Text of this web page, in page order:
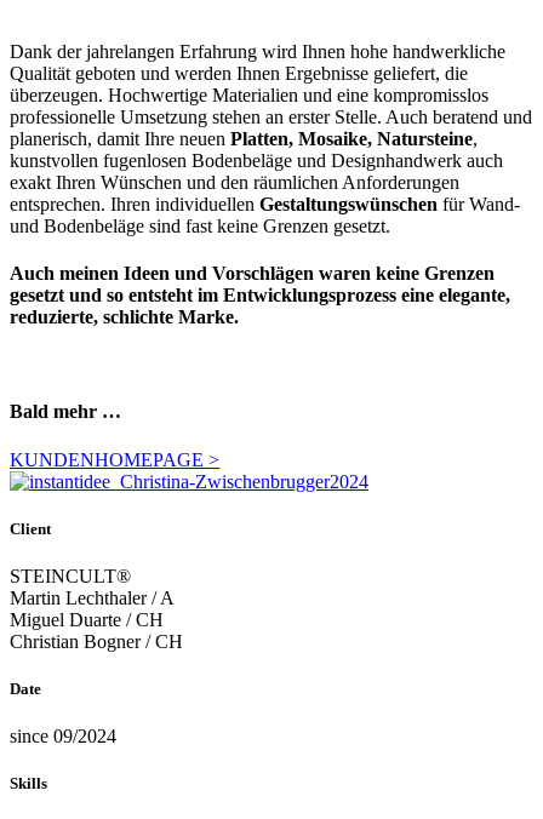
Dank der jahrelangen Erfahrung wird Ihnen hohe handwerkliche
Qualität geboten und werden Ihnen Ergebnisse geliefert, die
überzeugen. Hochwertige Materialien und eine kompromisslos
professionelle Umsetzung stehen an erster Stelle. Auch beratend und
planerisch, damit Ihre neuen Platten, Mosaike, Natursteine,
kunstvollen fugenlosen Bodenbeläge und Designhandwerk auch
exakt Ihren Wünschen und den räumlichen Anforderungen
entsprechen. Ihren individuellen Gestaltungswünschen für Wand-
und Bodenbeläge sind fast keine Grenzen gesetzt.
Auch meinen Ideen und Vor­schlägen waren keine Grenzen
gesetzt und so ent­steht im Entwick­lungs­prozess eine ele­gante,
reduzierte, schlichte Marke.
Bald mehr …
KUNDENHOMEPAGE >
Client
STEINCULT®
Martin Lechthaler / A
Miguel Duarte / CH
Christian Bogner / CH
Date
since 09/2024
Skills